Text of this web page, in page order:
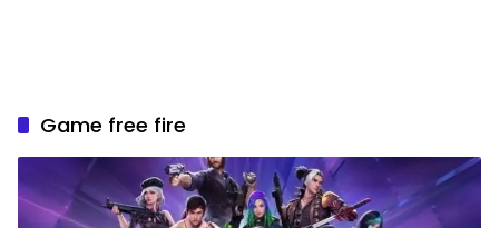
Game free fire